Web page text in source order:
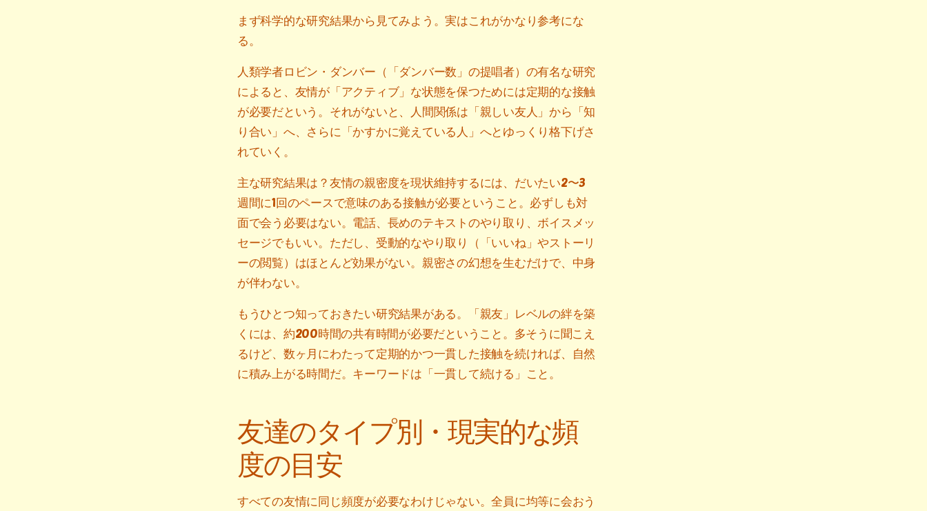
まず科学的な研究結果から見てみよう。実はこれがかなり参考にな
る。
人類学者ロビン・ダンバー（「ダンバー数」の提唱者）の有名な研究
によると、友情が「アクティブ」な状態を保つためには定期的な接触
が必要だという。それがないと、人間関係は「親しい友人」から「知
り合い」へ、さらに「かすかに覚えている人」へとゆっくり格下げさ
れていく。
主な研究結果は？友情の親密度を現状維持するには、だいたい2〜3
週間に1回のペースで意味のある接触が必要ということ。必ずしも対
面で会う必要はない。電話、長めのテキストのやり取り、ボイスメッ
セージでもいい。ただし、受動的なやり取り（「いいね」やストーリ
ーの閲覧）はほとんど効果がない。親密さの幻想を生むだけで、中身
が伴わない。
もうひとつ知っておきたい研究結果がある。「親友」レベルの絆を築
くには、約200時間の共有時間が必要だということ。多そうに聞こえ
るけど、数ヶ月にわたって定期的かつ一貫した接触を続ければ、自然
に積み上がる時間だ。キーワードは「一貫して続ける」こと。
友達のタイプ別・現実的な頻
度の目安
すべての友情に同じ頻度が必要なわけじゃない。全員に均等に会おう